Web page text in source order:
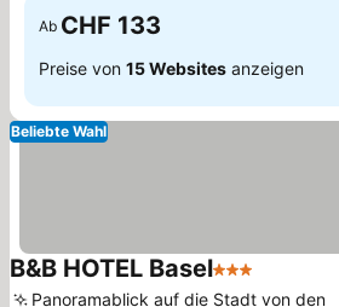
Ab CHF 133
Preise von 15 Websites anzeigen
Beliebte Wahl
B&B HOTEL Basel3 Sterne
Panoramablick auf die Stadt von den